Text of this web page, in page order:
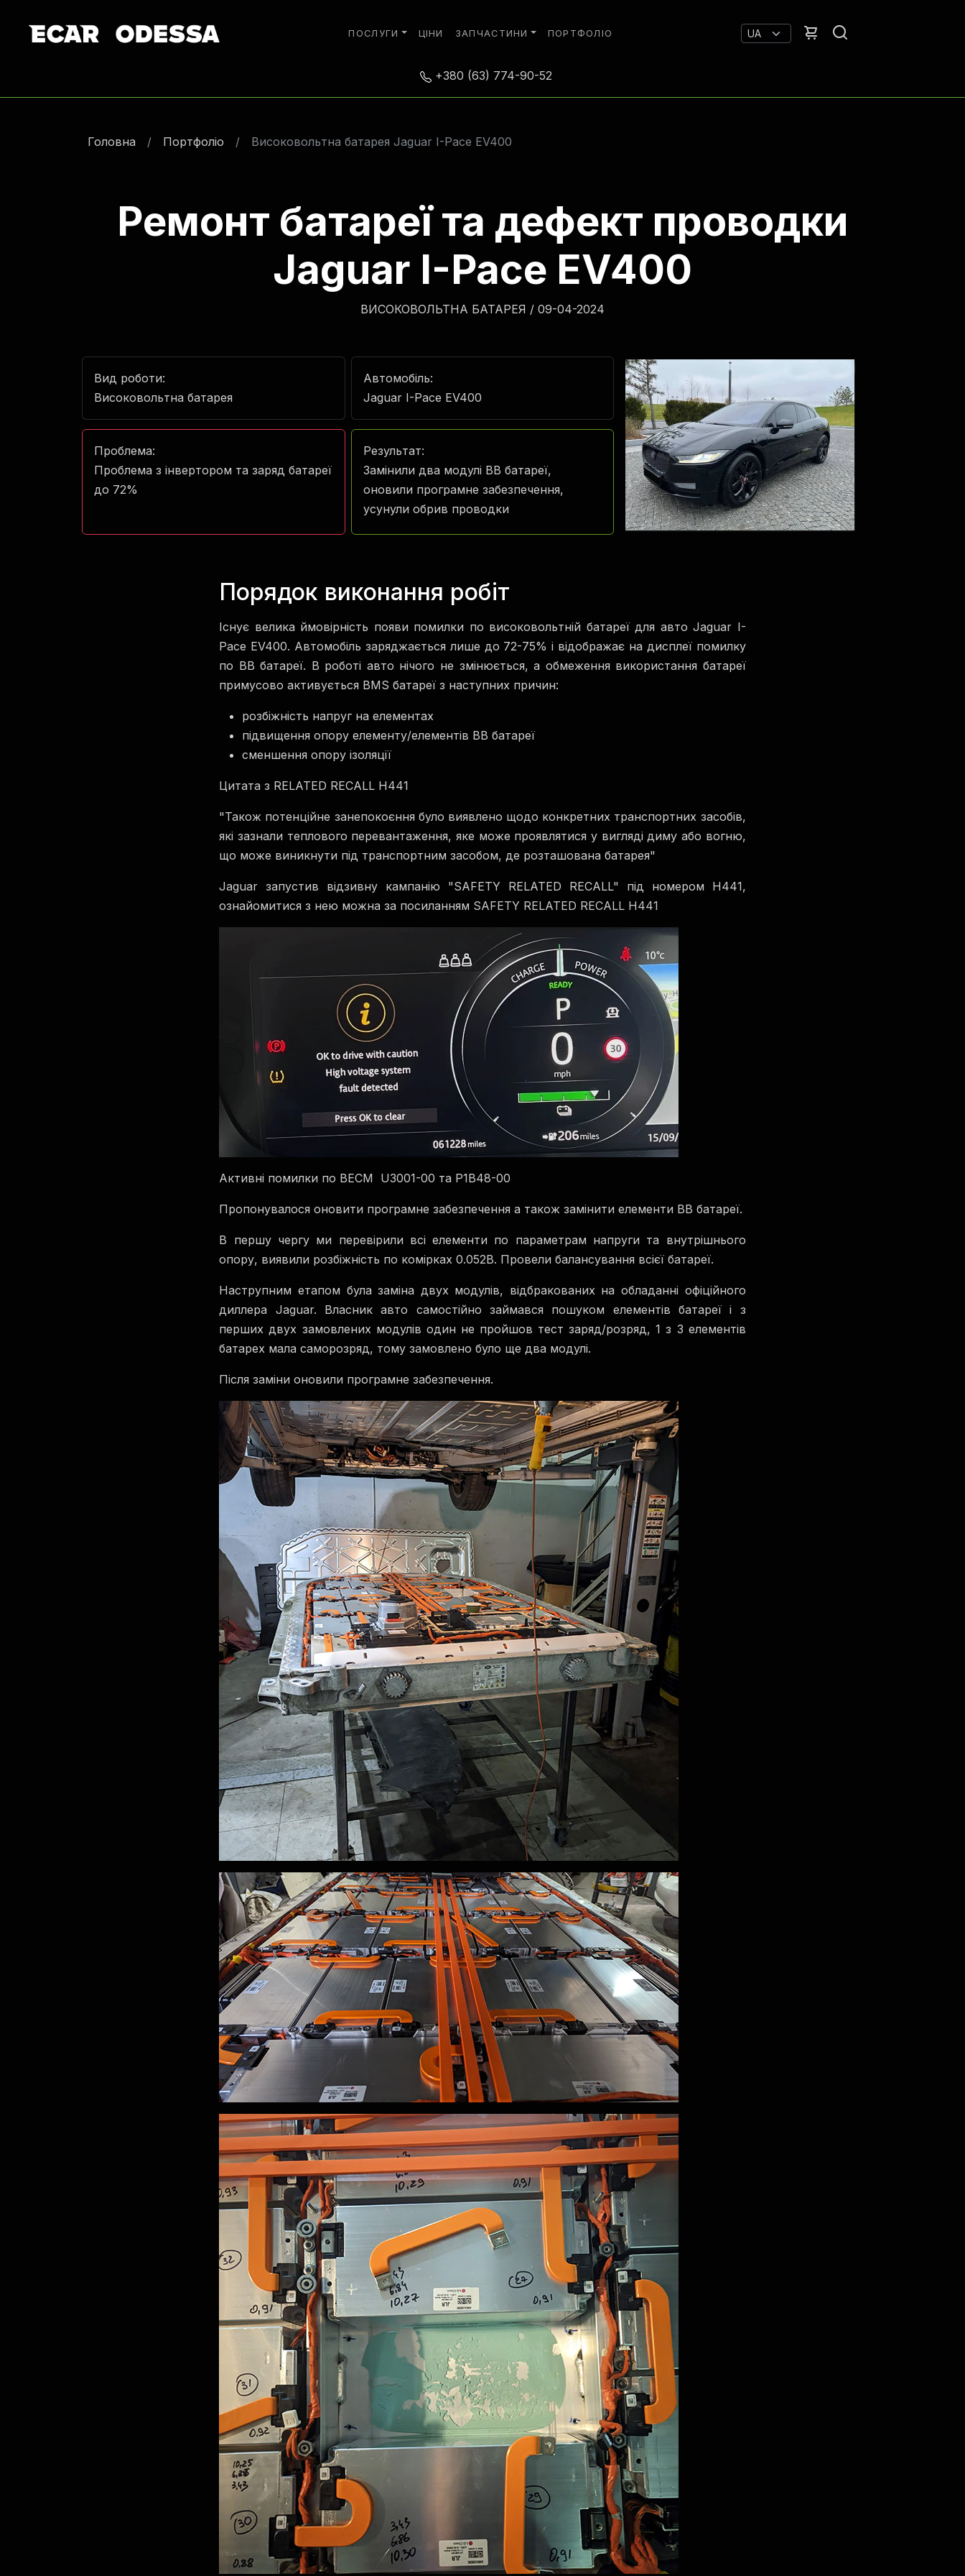
ПОСЛУГИ ЦІНИ ЗАПЧАСТИНИ ПОРТФОЛІО
+380 (63) 774-90-52
Головна Портфоліо Високовольтна батарея Jaguar I-Pace EV400
Ремонт батареї та дефект проводки
Jaguar I-Pace EV400
ВИСОКОВОЛЬТНА БАТАРЕЯ / 09-04-2024
Вид роботи:
Високовольтна батарея
Автомобіль:
Jaguar I-Pace EV400
Проблема:
Проблема з інвертором та заряд батареї
до 72%
Результат:
Замінили два модулі ВВ батареї,
оновили програмне забезпечення,
усунули обрив проводки
Порядок виконання робіт
Існує велика ймовірність появи помилки по високовольтній батареї для авто Jaguar I-
Pace EV400. Автомобіль заряджається лише до 72-75% і відображає на дисплеї помилку
по ВВ батареї. В роботі авто нічого не змінюється, а обмеження використання батареї
примусово активується BMS батареї з наступних причин:
розбіжність напруг на елементах
підвищення опору елементу/елементів ВВ батареї
сменшення опору ізоляції
Цитата з RELATED RECALL H441
"Також потенційне занепокоєння було виявлено щодо конкретних транспортних засобів,
які зазнали теплового перевантаження, яке може проявлятися у вигляді диму або вогню,
що може виникнути під транспортним засобом, де розташована батарея"
Jaguar запустив відзивну кампанію "SAFETY RELATED RECALL" під номером H441,
ознайомитися з нею можна за посиланням SAFETY RELATED RECALL H441
Активні помилки по BECM U3001-00 та P1B48-00
Пропонувалося оновити програмне забезпечення а також замінити елементи ВВ батареї.
В першу чергу ми перевірили всі елементи по параметрам напруги та внутрішнього
опору, виявили розбіжність по комірках 0.052В. Провели балансування всієї батареї.
Наструпним етапом була заміна двух модулів, відбракованих на обладанні офіційного
диллера Jaguar. Власник авто самостійно займався пошуком елементів батареї і з
перших двух замовлених модулів один не пройшов тест заряд/розряд, 1 з 3 елементів
батарех мала саморозряд, тому замовлено було ще два модулі.
Після заміни оновили програмне забезпечення.